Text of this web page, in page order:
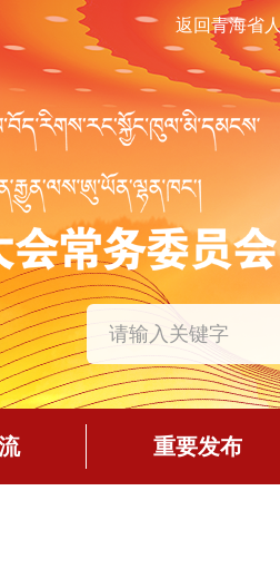
返回青海省
重要发布